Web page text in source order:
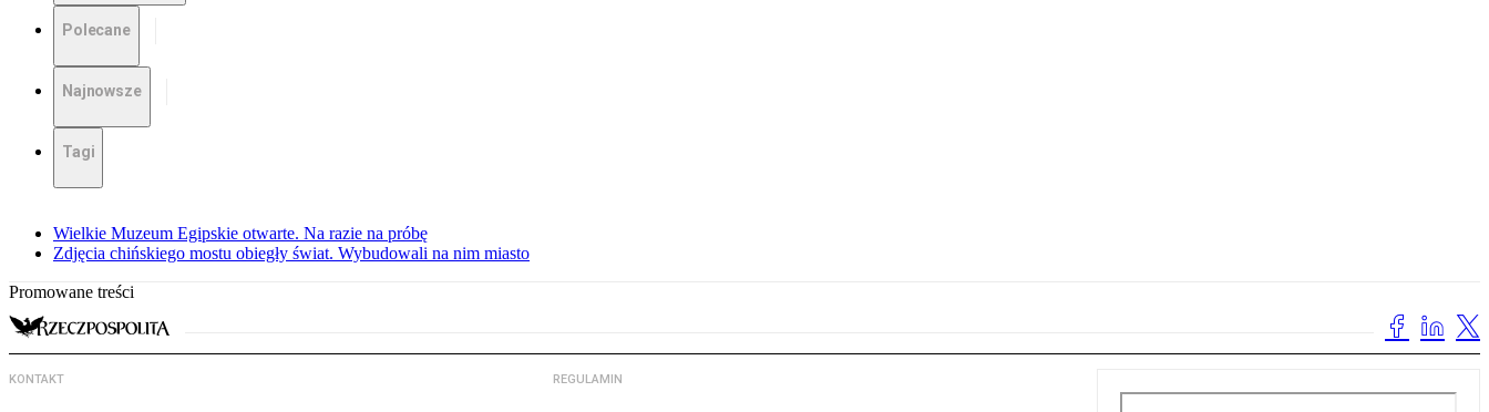
Polecane
Najnowsze
Tagi
Wielkie Muzeum Egipskie otwarte. Na razie na próbę
Zdjęcia chińskiego mostu obiegły świat. Wybudowali na nim miasto
Promowane treści
KONTAKT REGULAMIN